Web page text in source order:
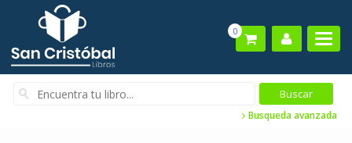
0
Busqueda avanzada